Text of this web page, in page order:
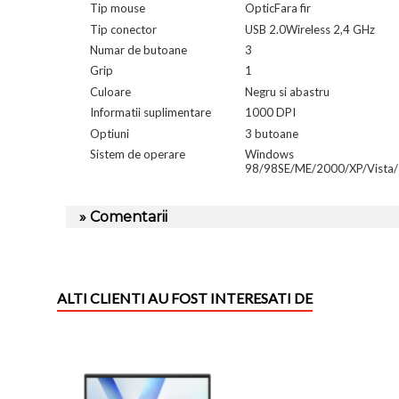
Tip mouse
OpticFara fir
Tip conector
USB 2.0Wireless 2,4 GHz
Numar de butoane
3
Grip
1
Culoare
Negru si abastru
Informatii suplimentare
1000 DPI
Optiuni
3 butoane
Sistem de operare
Windows
98/98SE/ME/2000/XP/
» Comentarii
ALTI CLIENTI AU FOST INTERESATI DE